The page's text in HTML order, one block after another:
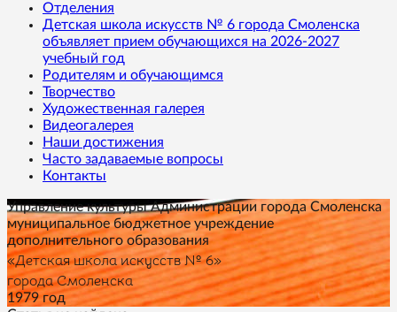
Отделения
Детская школа искусств № 6 города Смоленска
объявляет прием обучающихся на 2026-2027
учебный год
Родителям и обучающимся
Творчество
Художественная галерея
Видеогалерея
Наши достижения
Часто задаваемые вопросы
Контакты
Управление культуры Администрации города Смоленска
муниципальное бюджетное учреждение
дополнительного образования
«Детская школа искусств № 6»
города Смоленска
1979 год